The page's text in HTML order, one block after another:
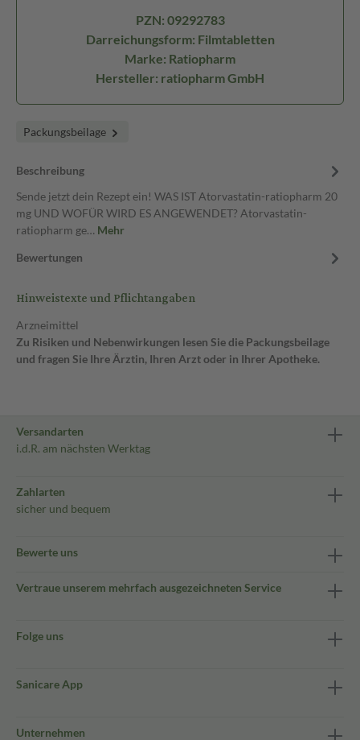
PZN: 09292783
Darreichungsform: Filmtabletten
Marke: Ratiopharm
Hersteller: ratiopharm GmbH
Packungsbeilage
Beschreibung
Sende jetzt dein Rezept ein! WAS IST Atorvastatin-ratiopharm 20
mg UND WOFÜR WIRD ES ANGEWENDET? Atorvastatin-
ratiopharm ge… Mehr
Bewertungen
Hinweistexte und Pflichtangaben
Arzneimittel
Zu Risiken und Nebenwirkungen lesen Sie die Packungsbeilage
und fragen Sie Ihre Ärztin, Ihren Arzt oder in Ihrer Apotheke.
Versandarten
i.d.R. am nächsten Werktag
Zahlarten
sicher und bequem
Bewerte uns
Vertraue unserem mehrfach ausgezeichneten Service
Folge uns
Sanicare App
Unternehmen